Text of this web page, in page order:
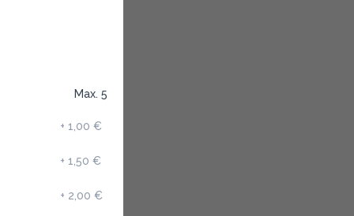
Max. 5
+ 1,00 €
+ 1,50 €
+ 2,00 €